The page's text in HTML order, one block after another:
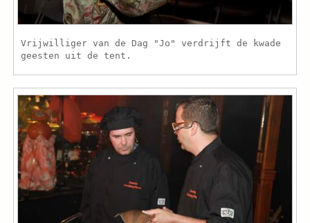
Vrijwilliger van de Dag "Jo" verdrijft de kwade
geesten uit de tent.